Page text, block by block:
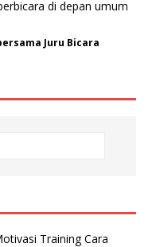
Juru Bicara
Training Cara